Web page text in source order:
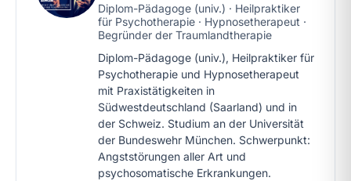
Diplom-Pädagoge (univ.) · Heilpraktiker
für Psychotherapie · Hypnosetherapeut ·
Begründer der Traumlandtherapie
Diplom-Pädagoge (univ.), Heilpraktiker für
Psychotherapie und Hypnosetherapeut
mit Praxistätigkeiten in
Südwestdeutschland (Saarland) und in
der Schweiz. Studium an der Universität
der Bundeswehr München. Schwerpunkt:
Angststörungen aller Art und
psychosomatische Erkrankungen.